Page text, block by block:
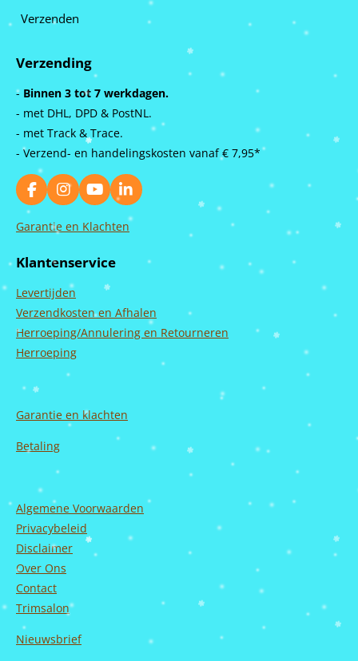
Verzenden
Verzending
- Binnen 3 tot 7 werkdagen.
- met DHL, DPD & PostNL.
- met Track & Trace.
- Verzend- en handelingskosten vanaf € 7,95*
F
a
c
o
k
I
n
s
g
a
m
Y
o
u
u
b
L
i
n
Garantie en Klachten
Klantenservice
Levertijden
Verzendkosten en Afhalen
Herroeping/Annulering en Retourneren
Herroeping
Garantie en klachten
Betaling
Algemene Voorwaarden
Privacybeleid
Disclaimer
Over Ons
Contact
Trimsalon
Nieuwsbrief